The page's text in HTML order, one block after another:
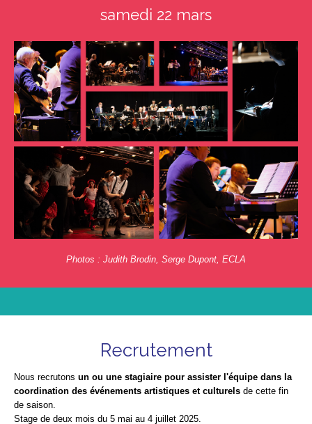
samedi 22 mars
Photos : Judith Brodin, Serge Dupont, ECLA
Recrutement
Nous recrutons un ou une stagiaire pour assister l'équipe dans la
coordination des événements artistiques et culturels de cette fin
de saison.
Stage de deux mois du 5 mai au 4 juillet 2025.